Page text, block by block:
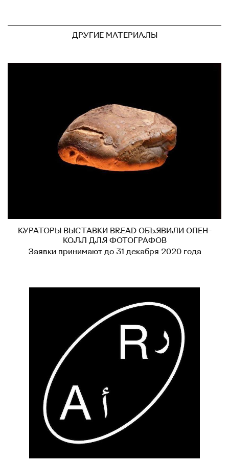
ДРУГИЕ МАТЕРИАЛЫ
КУРАТОРЫ ВЫСТАВКИ BREAD ОБЪЯВИЛИ ОПЕН-
КОЛЛ ДЛЯ ФОТОГРАФОВ
Заявки принимают до 31 декабря 2020 года